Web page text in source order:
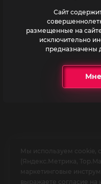
Мы используем cookie,
(Яндекс.Метрика,
маркетинговые
выражаете согласие на
Сайт
размещенные на
исключительно
предназначены
Мне